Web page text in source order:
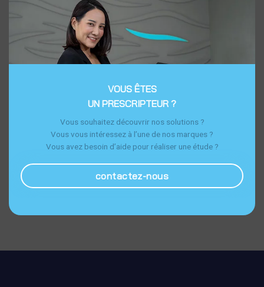
VOUS ÊTES
UN PRESCRIPTEUR ?
Vous souhaitez découvrir nos solutions ?
Vous vous intéressez à l’une de nos marques ?
Vous avez besoin d’aide pour réaliser une étude ?
contactez-nous